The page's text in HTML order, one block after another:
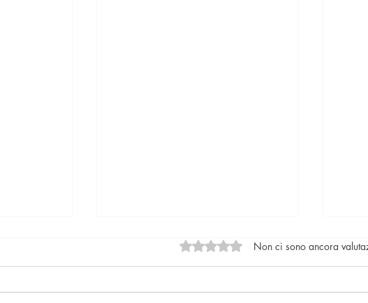
Valutazione 0 stelle su 5.
Non ci sono ancora